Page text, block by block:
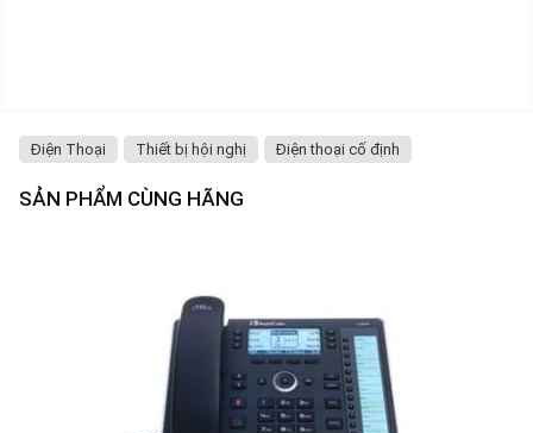
Điện Thoại Thiết bị hội nghị Điện thoại cố định
SẢN PHẨM CÙNG HÃNG